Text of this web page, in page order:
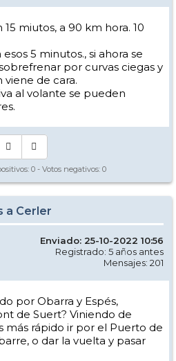
miutos, a 90 km hora. 10
5 minutos., si ahora se
por curvas ciegas y
viene de cara.
al volante se pueden
0 - Votos negativos: 0
a Cerler
Enviado: 25-10-2022 10:56
Registrado: 5 años antes
Mensajes: 201
por Obarra y Espés,
de Suert? Viniendo de
más rápido ir por el Puerto de
o dar la vuelta y pasar